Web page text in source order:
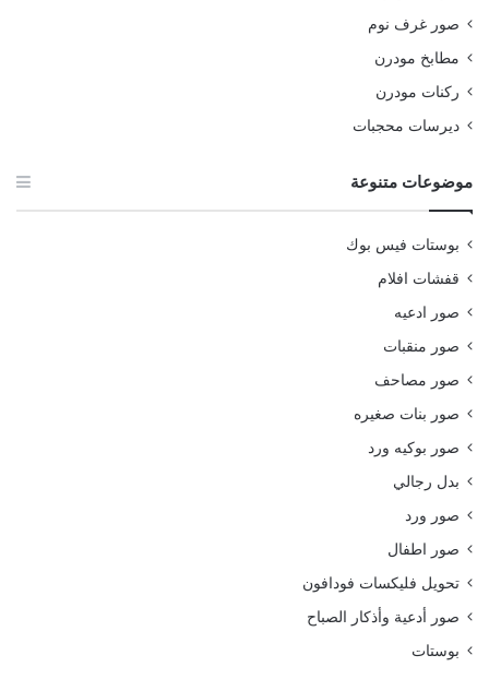
صور غرف نوم
مطابخ مودرن
ركنات مودرن
ديرسات محجبات
موضوعات متنوعة
بوستات فيس بوك
قفشات افلام
صور ادعيه
صور منقبات
صور مصاحف
صور بنات صغيره
صور بوكيه ورد
بدل رجالي
صور ورد
صور اطفال
تحويل فليكسات فودافون
صور أدعية وأذكار الصباح
بوستات